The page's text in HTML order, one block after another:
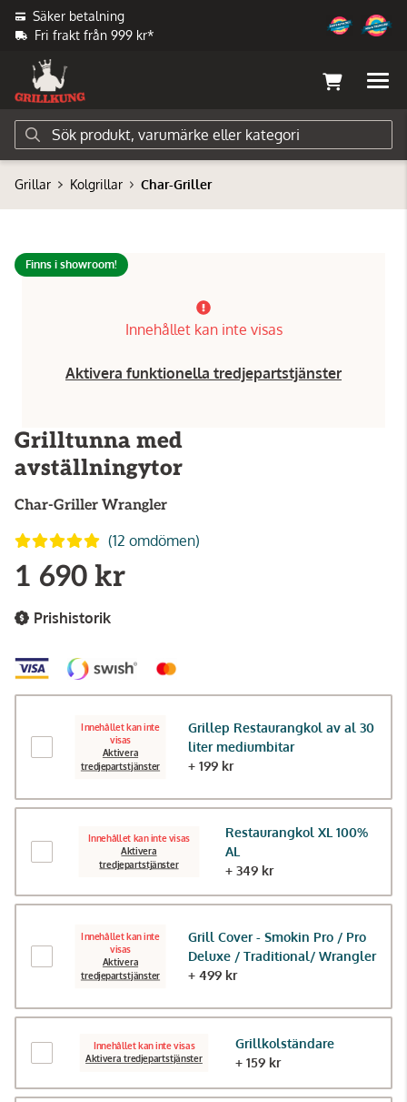
Säker betalning
Fri frakt från 999 kr*
Grillar Kolgrillar Char-Griller
Finns i showroom!
Innehållet kan inte visas
Aktivera funktionella tredjepartstjänster
Grilltunna med
avställningytor
Char-Griller Wrangler
(12 omdömen)
1 690 kr
Prishistorik
Innehållet kan inte
visas
Aktivera
tredjepartstjänster
Grillep Restaurangkol av al 30
liter mediumbitar
+ 199 kr
Innehållet kan inte visas
Aktivera
tredjepartstjänster
Restaurangkol XL 100%
AL
+ 349 kr
Innehållet kan inte
visas
Aktivera
tredjepartstjänster
Grill Cover - Smokin Pro / Pro
Deluxe / Traditional/ Wrangler
+ 499 kr
Innehållet kan inte visas
Aktivera tredjepartstjänster
Grillkolständare
+ 159 kr